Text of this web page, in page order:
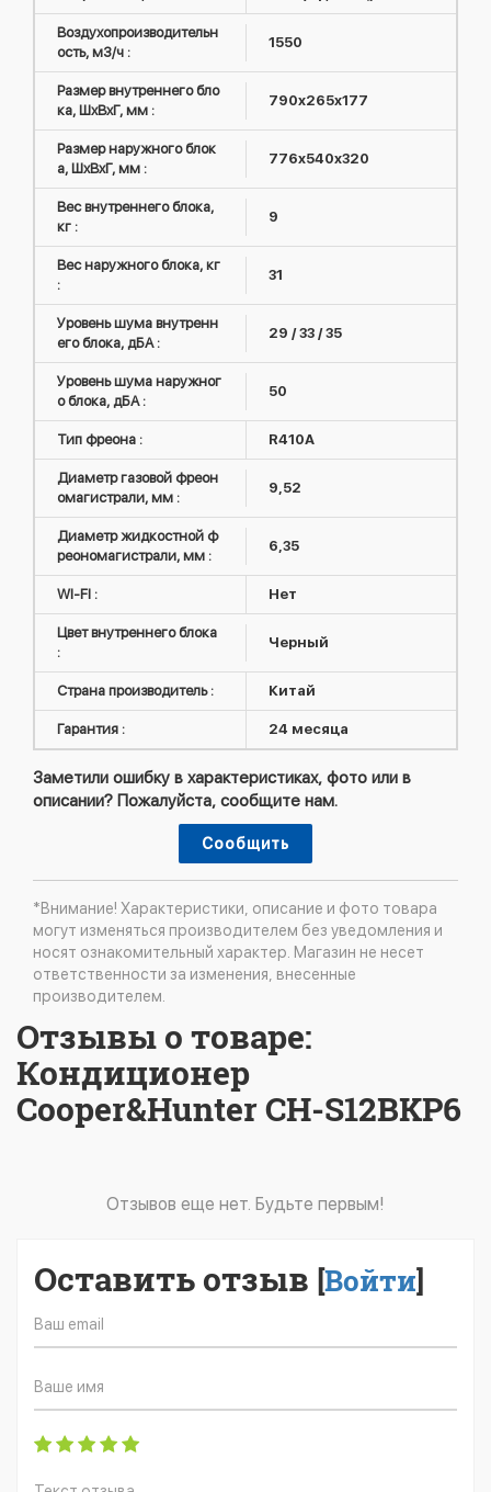
Воздухопроизводительн
ость, м3/ч :
1550
Размер внутреннего бло
ка, ШxВxГ, мм :
790x265x177
Размер наружного блок
а, ШxВxГ, мм :
776x540x320
Вес внутреннего блока,
кг :
9
Вес наружного блока, кг
:
31
Уровень шума внутренн
его блока, дБА :
29 / 33 / 35
Уровень шума наружног
о блока, дБА :
50
Тип фреона : R410А
Диаметр газовой фреон
омагистрали, мм :
9,52
Диаметр жидкостной ф
реономагистрали, мм :
6,35
WI-FI : Нет
Цвет внутреннего блока
:
Черный
Страна производитель : Китай
Гарантия : 24 месяца
Заметили ошибку в характеристиках, фото или в
описании? Пожалуйста, сообщите нам.
Сообщить
*Внимание! Характеристики, описание и фото товара
могут изменяться производителем без уведомления и
носят ознакомительный характер. Магазин не несет
ответственности за изменения, внесенные
производителем.
Отзывы о товаре:
Кондиционер
Cooper&Hunter CH-S12BKP6
Отзывов еще нет. Будьте первым!
Оставить отзыв [Войти]